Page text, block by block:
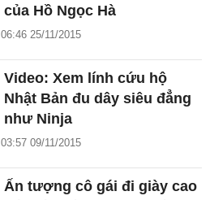
của Hồ Ngọc Hà
06:46 25/11/2015
Video: Xem lính cứu hộ
Nhật Bản đu dây siêu đẳng
như Ninja
03:57 09/11/2015
Ấn tượng cô gái đi giày cao